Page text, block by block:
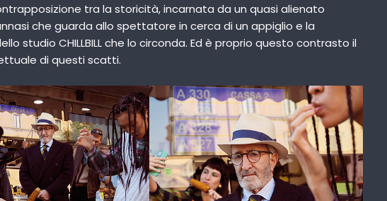
tra la storicità, incarnata da un quasi alienato
che guarda allo spettatore in cerca di un appiglio e la
studio CHILLBILL che lo circonda. Ed è proprio questo contrasto il
di questi scatti.